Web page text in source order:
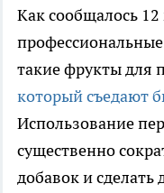
Как сообщалось 12
такие фрукты для
который съедают
Использование
существенно
добавок и